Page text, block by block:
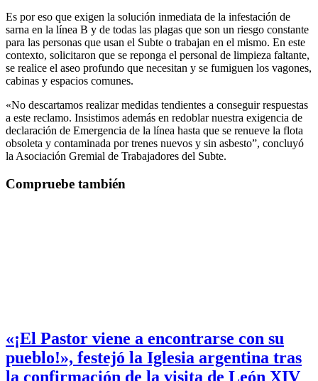
Es por eso que exigen la solución inmediata de la infestación de
sarna en la línea B y de todas las plagas que son un riesgo constante
para las personas que usan el Subte o trabajan en el mismo. En este
contexto, solicitaron que se reponga el personal de limpieza faltante,
se realice el aseo profundo que necesitan y se fumiguen los vagones,
cabinas y espacios comunes.
«No descartamos realizar medidas tendientes a conseguir respuestas
a este reclamo. Insistimos además en redoblar nuestra exigencia de
declaración de Emergencia de la línea hasta que se renueve la flota
obsoleta y contaminada por trenes nuevos y sin asbesto”, concluyó
la Asociación Gremial de Trabajadores del Subte.
Compruebe también
«¡El Pastor viene a encontrarse con su
pueblo!», festejó la Iglesia argentina tras
la confirmación de la visita de León XIV